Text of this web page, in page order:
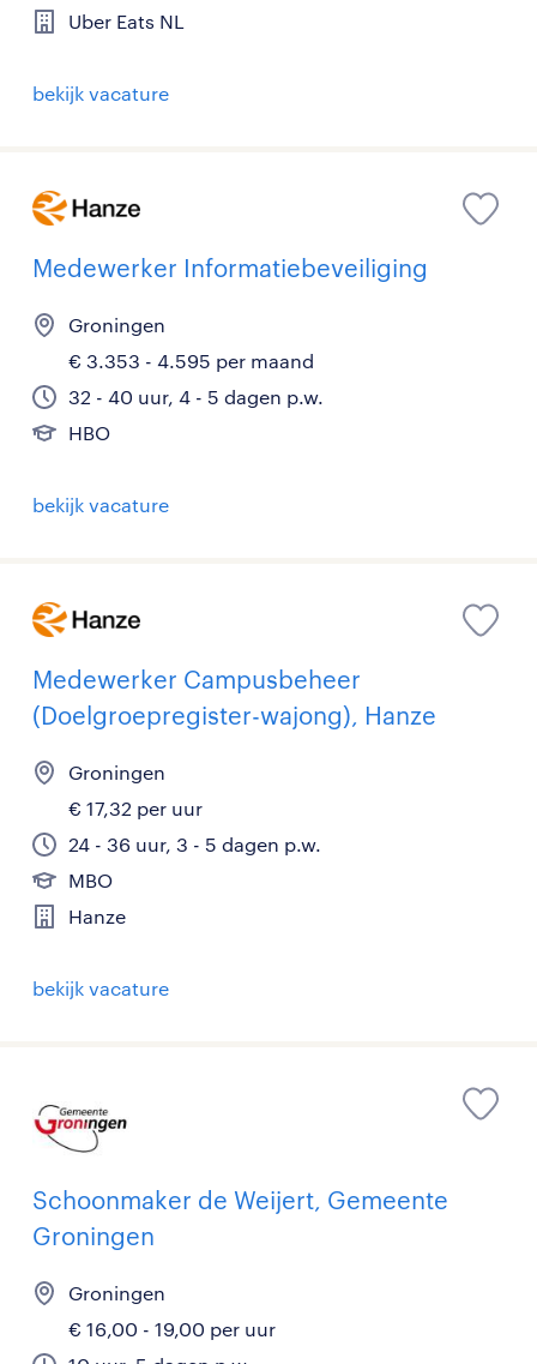
Uber Eats NL
bekijk vacature
Medewerker Informatiebeveiliging
Groningen
€ 3.353 - 4.595 per maand
32 - 40 uur, 4 - 5 dagen p.w.
HBO
bekijk vacature
Medewerker Campusbeheer
(Doelgroepregister-wajong), Hanze
Groningen
€ 17,32 per uur
24 - 36 uur, 3 - 5 dagen p.w.
MBO
Hanze
bekijk vacature
Schoonmaker de Weijert, Gemeente
Groningen
Groningen
€ 16,00 - 19,00 per uur